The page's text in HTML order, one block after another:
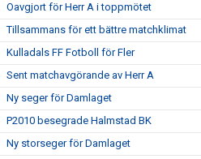
Oavgjort för Herr A i toppmötet
Tillsammans för ett bättre matchklimat
Kulladals FF Fotboll för Fler
Sent matchavgörande av Herr A
Ny seger för Damlaget
P2010 besegrade Halmstad BK
Ny storseger för Damlaget